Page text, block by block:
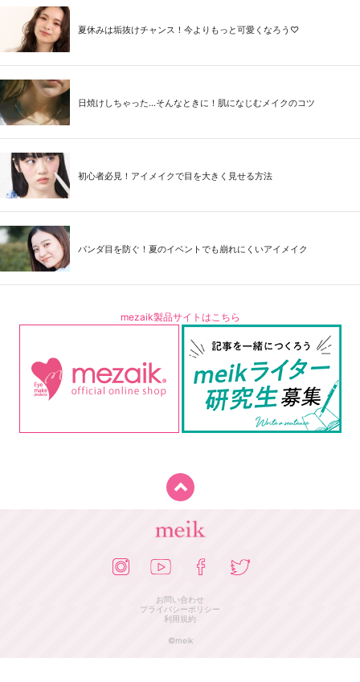
夏休みは垢抜けチャンス！今よりもっと可愛くなろう♡
日焼けしちゃった...そんなときに！肌になじむメイクのコツ
初心者必見！アイメイクで目を大きく見せる方法
パンダ目を防ぐ！夏のイベントでも崩れにくいアイメイク
mezaik製品サイトはこちら
お問い合わせ
プライバシーポリシー
利用規約
©meik